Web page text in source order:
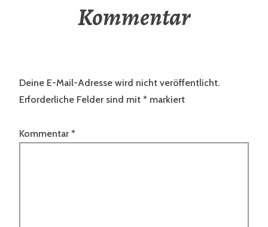
Kommentar
Deine E-Mail-Adresse wird nicht veröffentlicht.
Erforderliche Felder sind mit * markiert
Kommentar *